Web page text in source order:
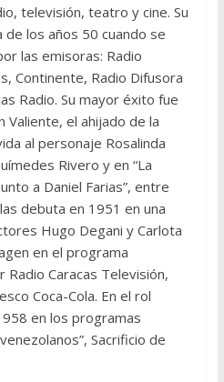
televisión, teatro y cine. Su
de los años 50 cuando se
las emisoras: Radio
Continente, Radio Difusora
Radio. Su mayor éxito fue
Valiente, el ahijado de la
al personaje Rosalinda
Rivero y en “La
a Daniel Farias”, entre
debuta en 1951 en una
Hugo Degani y Carlota
en el programa
Radio Caracas Televisión,
Coca-Cola. En el rol
en los programas
Sacrificio de